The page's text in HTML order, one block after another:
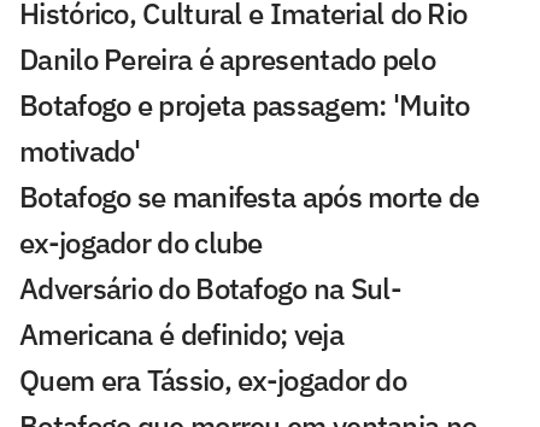
Histórico, Cultural e Imaterial do Rio
Danilo Pereira é apresentado pelo
Botafogo e projeta passagem: 'Muito
motivado'
Botafogo se manifesta após morte de
ex-jogador do clube
Adversário do Botafogo na Sul-
Americana é definido; veja
Quem era Tássio, ex-jogador do